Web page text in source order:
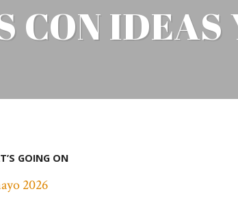
CON IDEAS
GOING ON
2026